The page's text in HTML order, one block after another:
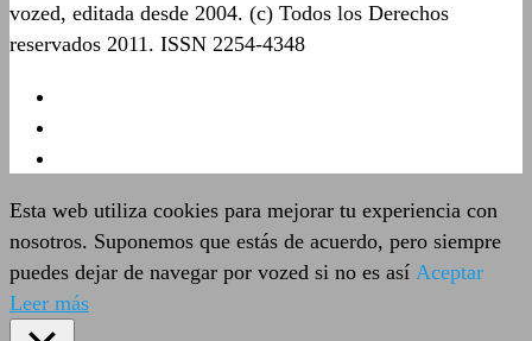
vozed, editada desde 2004. (c) Todos los Derechos
reservados 2011. ISSN 2254-4348
Esta web utiliza cookies para mejorar tu experiencia con
nosotros. Suponemos que estás de acuerdo, pero siempre
puedes dejar de navegar por vozed si no es así Aceptar
Leer más